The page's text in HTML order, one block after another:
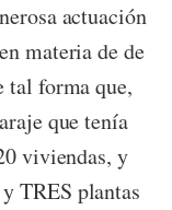
actuación
materia de de
tal forma que,
que tenía
viviendas, y
TRES plantas